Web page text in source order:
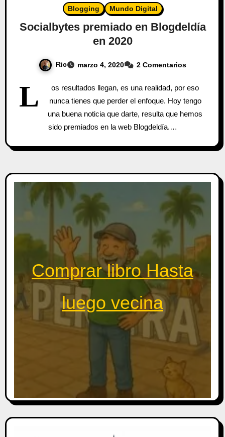
Blogging Mundo Digital
Socialbytes premiado en Blogdeldía
en 2020
Ric marzo 4, 2020 2 Comentarios
L
os resultados llegan, es una realidad, por eso
nunca tienes que perder el enfoque. Hoy tengo
una buena noticia que darte, resulta que hemos
sido premiados en la web Blogdeldía.…
Comprar libro Hasta
luego vecina